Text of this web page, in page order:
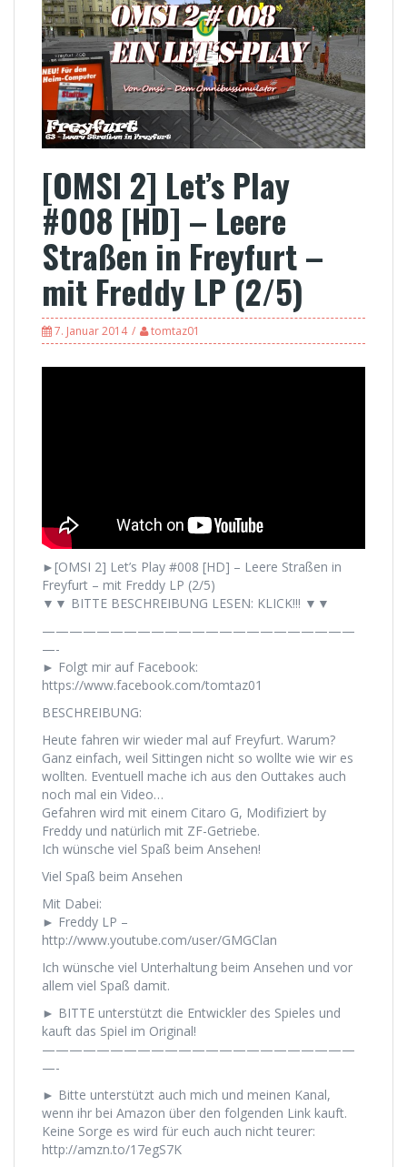
[OMSI 2] Let’s Play
#008 [HD] – Leere
Straßen in Freyfurt –
mit Freddy LP (2/5)
7. Januar 2014 tomtaz01
►[OMSI 2] Let’s Play #008 [HD] – Leere Straßen in
Freyfurt – mit Freddy LP (2/5)
▼▼ BITTE BESCHREIBUNG LESEN: KLICK!!! ▼▼
———————————————————————
—-
► Folgt mir auf Facebook:
https://www.facebook.com/tomtaz01
BESCHREIBUNG:
Heute fahren wir wieder mal auf Freyfurt. Warum?
Ganz einfach, weil Sittingen nicht so wollte wie wir es
wollten. Eventuell mache ich aus den Outtakes auch
noch mal ein Video…
Gefahren wird mit einem Citaro G, Modifiziert by
Freddy und natürlich mit ZF-Getriebe.
Ich wünsche viel Spaß beim Ansehen!
Viel Spaß beim Ansehen
Mit Dabei:
► Freddy LP –
http://www.youtube.com/user/GMGClan
Ich wünsche viel Unterhaltung beim Ansehen und vor
allem viel Spaß damit.
► BITTE unterstützt die Entwickler des Spieles und
kauft das Spiel im Original!
———————————————————————
—-
► Bitte unterstützt auch mich und meinen Kanal,
wenn ihr bei Amazon über den folgenden Link kauft.
Keine Sorge es wird für euch auch nicht teurer:
http://amzn.to/17egS7K